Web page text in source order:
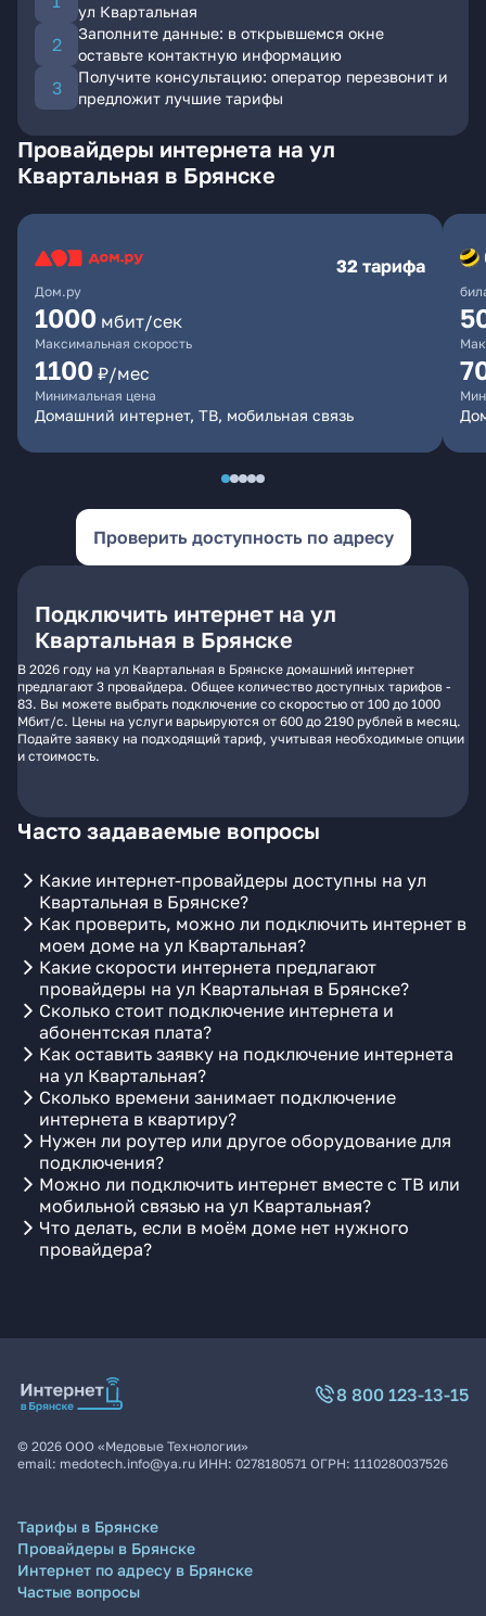
ул Квартальная
Заполните данные: в открывшемся окне
оставьте контактную информацию
Получите консультацию: оператор перезвонит и
предложит лучшие тарифы
Провайдеры интернета на ул
Квартальная в Брянске
Дом.ру
32 тарифа
1000 мбит/сек
Максимальная скорость
1100 ₽/мес
Минимальная цена
Домашний интернет, ТВ, мобильная связь
Проверить доступность по адресу
Подключить интернет на ул
Квартальная в Брянске
В 2026 году на ул Квартальная в Брянске домашний интернет
предлагают 3 провайдера. Общее количество доступных тарифов -
83. Вы можете выбрать подключение со скоростью от 100 до 1000
Мбит/с. Цены на услуги варьируются от 600 до 2190 рублей в месяц.
Подайте заявку на подходящий тариф, учитывая необходимые опции
и стоимость.
Часто задаваемые вопросы
Какие интернет-провайдеры доступны на ул
Квартальная в Брянске?
Как проверить, можно ли подключить интернет в
моем доме на ул Квартальная?
Какие скорости интернета предлагают
провайдеры на ул Квартальная в Брянске?
Сколько стоит подключение интернета и
абонентская плата?
Как оставить заявку на подключение интернета
на ул Квартальная?
Сколько времени занимает подключение
интернета в квартиру?
Нужен ли роутер или другое оборудование для
подключения?
Можно ли подключить интернет вместе с ТВ или
мобильной связью на ул Квартальная?
Что делать, если в моём доме нет нужного
провайдера?
8 800 123-13-15
© 2026 ООО «Медовые Технологии»
email: medotech.info@ya.ru ИНН: 0278180571 ОГРН: 1110280037526
Тарифы в Брянске
Провайдеры в Брянске
Интернет по адресу в Брянске
Частые вопросы